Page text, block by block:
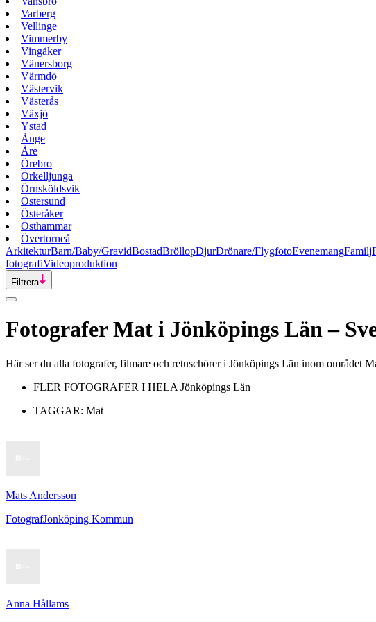
Varberg
Vellinge
Vimmerby
Vingåker
Vänersborg
Värmdö
Västervik
Västerås
Växjö
Ystad
Ånge
Åre
Örebro
Örkelljunga
Örnsköldsvik
Östersund
Österåker
Östhammar
Övertorneå
ArkitekturBarn/Baby/GravidBostadBröllopDjurDrönare/FlygfotoEvenemangFamilj
fotografiVideoproduktion
Filtrera
FotograferMat i Jönköpings Län–
Här ser du alla fotografer, filmare och retuschörer i Jönköpings Län inom området
FLER FOTOGRAFER I HELA Jönköpings Län
TAGGAR: Mat
Mats Andersson
FotografJönköping Kommun
Anna Hållams